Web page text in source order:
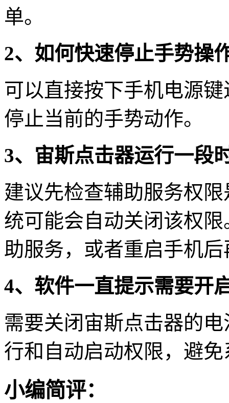
单。
2、如何快速停止手势操
可以直接按下手机电源键
停止当前的手势动作。
3、宙斯点击器运行一段
建议先检查辅助服务权
统可能会自动关闭该权
助服务，或者重启手机
4、软件一直提示需要开
需要关闭宙斯点击器的
行和自动启动权限，避
小编简评：